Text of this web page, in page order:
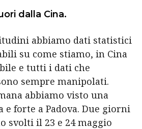
dalla Cina.
abbiamo dati statistici
su come stiamo, in Cina
e tutti i dati che
sempre manipolati.
abbiamo visto una
e forte a Padova. Due giorni
svolti il 23 e 24 maggio